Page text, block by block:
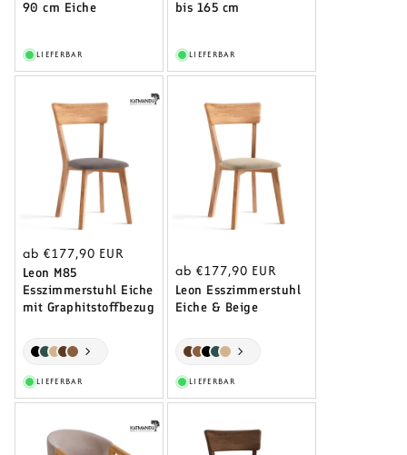
90 cm Eiche
LIEFERBAR
bis 165 cm
LIEFERBAR
Normaler
Preis
ab €177,90 EUR
Leon M85
Esszimmerstuhl Eiche
mit Graphitstoffbezug
LIEFERBAR
Normaler
Preis
ab €177,90 EUR
Leon Esszimmerstuhl
Eiche & Beige
LIEFERBAR